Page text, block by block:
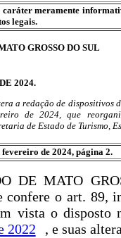
caráter meramente
legais.
GROSSO DO SUL
2024.
a redação de dispositivos
de 2024, que
de Estado de Turismo,
de 2024, página 2.
DE MATO
confere o art. 89,
vista o
2022 , e suas